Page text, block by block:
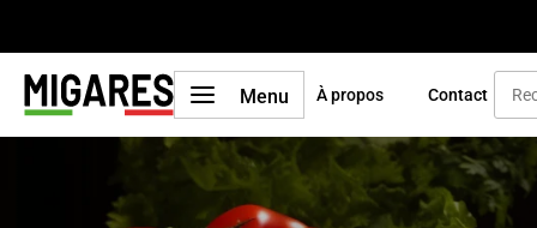
a Menu À propos Contact